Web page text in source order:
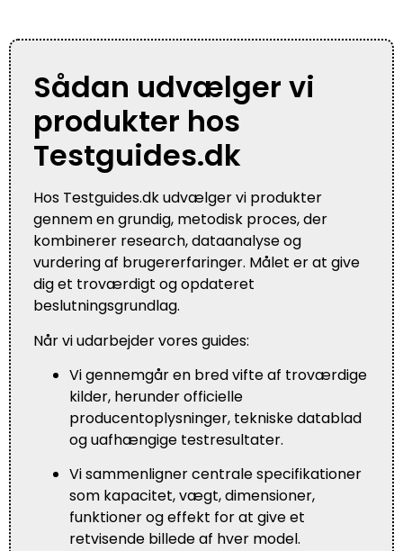
Sådan udvælger vi
produkter hos
Testguides.dk
Hos Testguides.dk udvælger vi produkter
gennem en grundig, metodisk proces, der
kombinerer research, dataanalyse og
vurdering af brugererfaringer. Målet er at give
dig et troværdigt og opdateret
beslutningsgrundlag.
Når vi udarbejder vores guides:
Vi gennemgår en bred vifte af troværdige
kilder, herunder officielle
producentoplysninger, tekniske datablad
og uafhængige testresultater.
Vi sammenligner centrale specifikationer
som kapacitet, vægt, dimensioner,
funktioner og effekt for at give et
retvisende billede af hver model.